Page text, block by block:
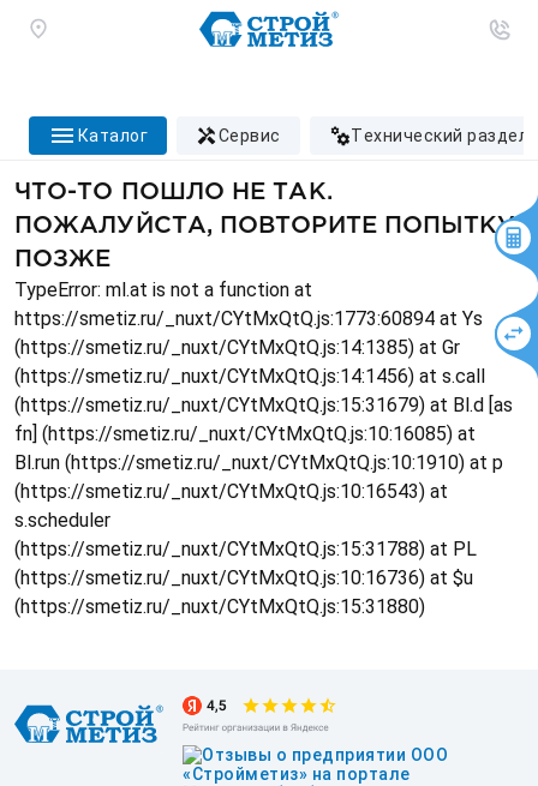
каталог сервис технический раздел
ЧТО-ТО ПОШЛО НЕ ТАК.
ПОЖАЛУЙСТА, ПОВТОРИТЕ ПОПЫТКУ
ПОЗЖЕ
TypeError: ml.at is not a function at
https://smetiz.ru/_nuxt/CYtMxQtQ.js:1773:60894 at Ys
(https://smetiz.ru/_nuxt/CYtMxQtQ.js:14:1385) at Gr
(https://smetiz.ru/_nuxt/CYtMxQtQ.js:14:1456) at s.call
(https://smetiz.ru/_nuxt/CYtMxQtQ.js:15:31679) at Bl.d [as
fn] (https://smetiz.ru/_nuxt/CYtMxQtQ.js:10:16085) at
Bl.run (https://smetiz.ru/_nuxt/CYtMxQtQ.js:10:1910) at p
(https://smetiz.ru/_nuxt/CYtMxQtQ.js:10:16543) at
s.scheduler
(https://smetiz.ru/_nuxt/CYtMxQtQ.js:15:31788) at PL
(https://smetiz.ru/_nuxt/CYtMxQtQ.js:10:16736) at $u
(https://smetiz.ru/_nuxt/CYtMxQtQ.js:15:31880)